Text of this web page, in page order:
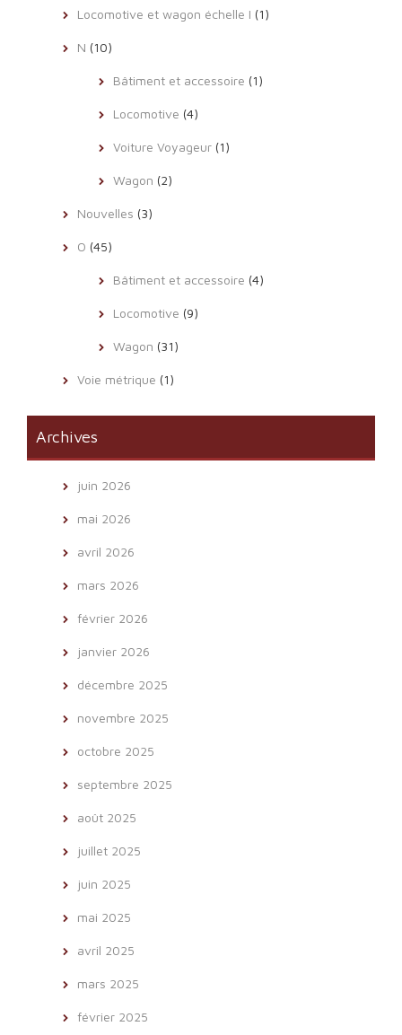
Locomotive et wagon échelle I (1)
N (10)
Bâtiment et accessoire (1)
Locomotive (4)
Voiture Voyageur (1)
Wagon (2)
Nouvelles (3)
O (45)
Bâtiment et accessoire (4)
Locomotive (9)
Wagon (31)
Voie métrique (1)
Archives
juin 2026
mai 2026
avril 2026
mars 2026
février 2026
janvier 2026
décembre 2025
novembre 2025
octobre 2025
septembre 2025
août 2025
juillet 2025
juin 2025
mai 2025
avril 2025
mars 2025
février 2025